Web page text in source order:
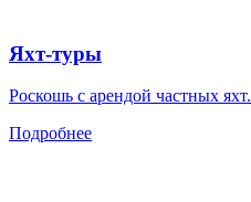
Яхт-туры
Роскошь с арендой частных яхт.
Подробнее